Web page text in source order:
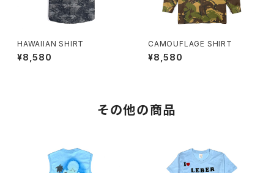
HAWAIIAN SHIRT
¥8,580
CAMOUFLAGE SHIRT
¥8,580
その他の商品